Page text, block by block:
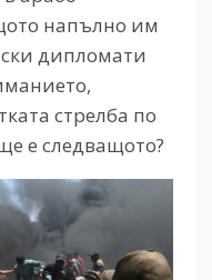
напълно им
дипломати
стрелба по
е следващото?